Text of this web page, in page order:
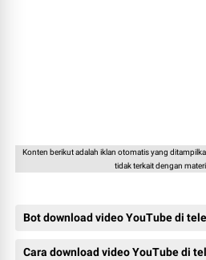
Konten berikut adalah iklan otomatis yang
tidak terkait dengan
Bot download video YouTube di
Cara download video YouTube di